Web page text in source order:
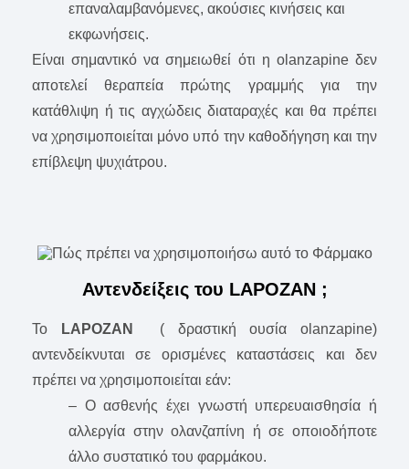
επαναλαμβανόμενες, ακούσιες κινήσεις και
εκφωνήσεις.
Είναι σημαντικό να σημειωθεί ότι η olanzapine δεν
αποτελεί θεραπεία πρώτης γραμμής για την
κατάθλιψη ή τις αγχώδεις διαταραχές και θα πρέπει
να χρησιμοποιείται μόνο υπό την καθοδήγηση και την
επίβλεψη ψυχιάτρου.
Αντενδείξεις του LAPOZAN ;
Το LAPOZAN ( δραστική ουσία olanzapine)
αντενδείκνυται σε ορισμένες καταστάσεις και δεν
πρέπει να χρησιμοποιείται εάν:
– Ο ασθενής έχει γνωστή υπερευαισθησία ή
αλλεργία στην ολανζαπίνη ή σε οποιοδήποτε
άλλο συστατικό του φαρμάκου.